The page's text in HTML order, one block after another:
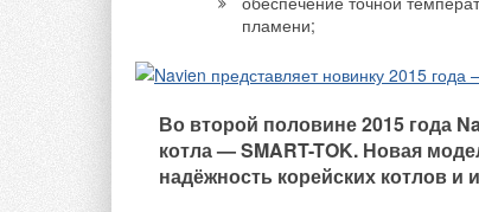
пламени;
Во второй половине 2015 года
котла — SMART-TOK. Новая
надёжность корейских котлов
Коллекторный узел
GE550Y19x
Таким
серии